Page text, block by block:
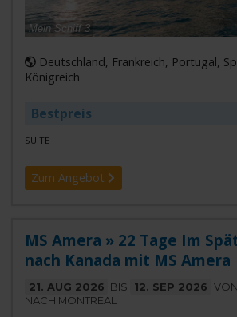
Mein Schiff 3
Deutschland, Frankreich, Portugal,
Königreich
Bestpreis
SUITE
Zum Angebot
MS Amera » 22 Tage Im
nach Kanada mit MS Amera
21. AUG 2026 BIS 12. SEP 2026
NACH MONTREAL